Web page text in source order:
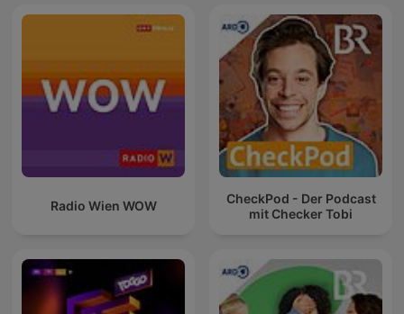
Radio Wien WOW
CheckPod - Der Podcast
mit Checker Tobi